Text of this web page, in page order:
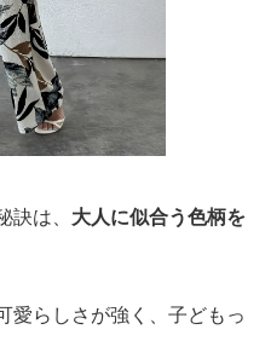
は、 大人に似合う色柄を
愛らしさが強く、子どもっ